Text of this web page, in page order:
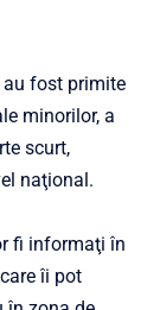
au fost primite
minorilor, a
scurt,
naţional.
fi informaţi în
îi pot